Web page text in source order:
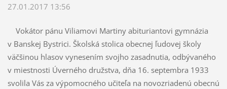
27.01.2017 13:56
Vokátor pánu Viliamovi Martiny abituriantovi gymnázia
v Banskej Bystrici. Školská stolica obecnej ľudovej školy
väčšinou hlasov vynesením svojho zasadnutia, odbývaného
v miestnosti Úverného družstva, dňa 16. septembra 1933
svolila Vás za výpomocného učiteľa na novozriadenú obecnú